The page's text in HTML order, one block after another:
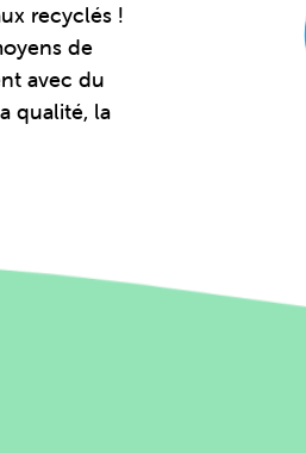
recyclés !
de
avec du
qualité, la